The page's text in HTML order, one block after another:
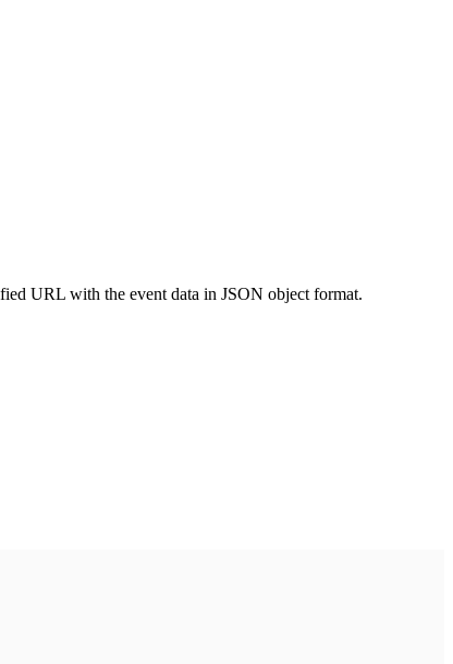
URL with the event data in JSON object format.